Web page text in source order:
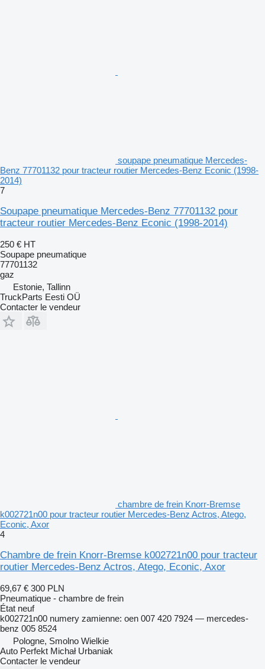
soupape pneumatique Mercedes-
Benz 77701132 pour tracteur routier Mercedes-Benz Econic (1998-
2014)
7
Soupape pneumatique Mercedes-Benz 77701132 pour
tracteur routier Mercedes-Benz Econic (1998-2014)
250 € HT
Soupape pneumatique
77701132
gaz
Estonie, Tallinn
TruckParts Eesti OÜ
Contacter le vendeur
chambre de frein Knorr-Bremse
k002721n00 pour tracteur routier Mercedes-Benz Actros, Atego,
Econic, Axor
4
Chambre de frein Knorr-Bremse k002721n00 pour tracteur
routier Mercedes-Benz Actros, Atego, Econic, Axor
69,67 € 300 PLN
Pneumatique - chambre de frein
État neuf
k002721n00 numery zamienne: oen 007 420 7924 — mercedes-
benz 005 8524
Pologne, Smolno Wielkie
Auto Perfekt Michał Urbaniak
Contacter le vendeur